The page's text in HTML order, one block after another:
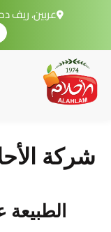
عربين، ريف
شركة
الطبيعة